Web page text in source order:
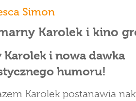
Simon
Karolek i kino
Karolek i nowa dawka
humoru!
Karolek postanawia